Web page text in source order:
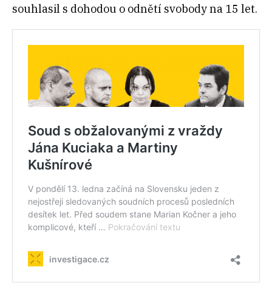
souhlasil s dohodou o odnětí svobody na 15 let.